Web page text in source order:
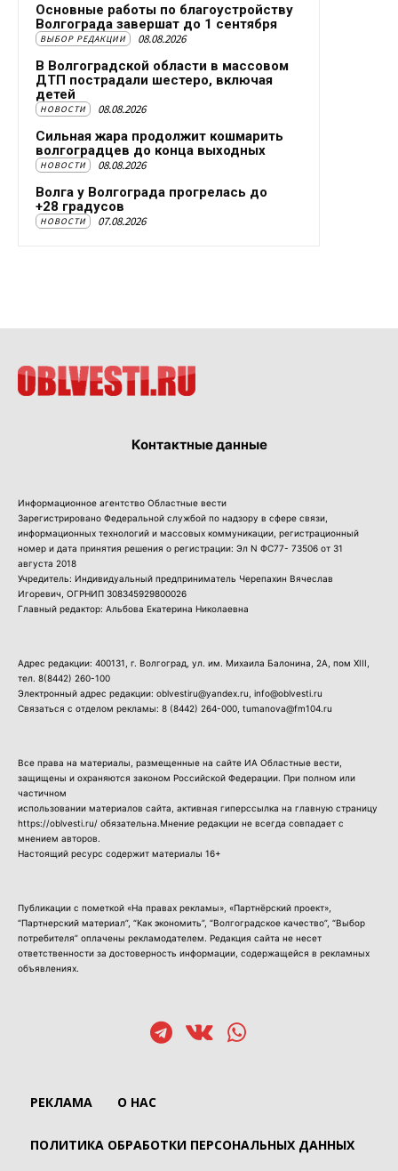
Основные работы по благоустройству
Волгограда завершат до 1 сентября
ВЫБОР РЕДАКЦИИ 08.08.2026
В Волгоградской области в массовом
ДТП пострадали шестеро, включая
детей
НОВОСТИ 08.08.2026
Сильная жара продолжит кошмарить
волгоградцев до конца выходных
НОВОСТИ 08.08.2026
Волга у Волгограда прогрелась до
+28 градусов
НОВОСТИ 07.08.2026
Контактные данные
Информационное агентство Областные вести
Зарегистрировано Федеральной службой по надзору в сфере связи,
информационных технологий и массовых коммуникации, регистрационный
номер и дата принятия решения о регистрации: Эл N ФС77- 73506 от 31
августа 2018
Учредитель: Индивидуальный предприниматель Черепахин Вячеслав
Игоревич, ОГРНИП 308345929800026
Главный редактор: Альбова Екатерина Николаевна
Адрес редакции: 400131, г. Волгоград, ул. им. Михаила Балонина, 2А, пом XIII,
тел. 8(8442) 260-100
Электронный адрес редакции: oblvestiru@yandex.ru, info@oblvesti.ru
Связаться с отделом рекламы: 8 (8442) 264-000 , tumanova@fm104.ru
Все права на материалы, размещенные на сайте ИА Областные вести,
защищены и охраняются законом Российской Федерации. При полном или
частичном
использовании материалов сайта, активная гиперссылка на главную страницу
https://oblvesti.ru/ обязательна.Мнение редакции не всегда совпадает с
мнением авторов.
Настоящий ресурс содержит материалы 16+
Публикации с пометкой «На правах рекламы», «Партнёрский проект»,
“Партнерский материал”, “Как экономить”, “Волгоградское качество”, “Выбор
потребителя” оплачены рекламодателем. Редакция сайта не несет
ответственности за достоверность информации, содержащейся в рекламных
объявлениях.
РЕКЛАМА О НАС
ПОЛИТИКА ОБРАБОТКИ ПЕРСОНАЛЬНЫХ ДАННЫХ